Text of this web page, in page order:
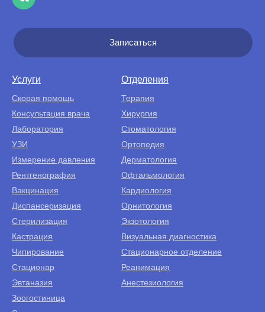
Зоогостиница
Эвтаназия
Стационар
Чипирование
Анестезиология
Реанимация
Стационарное отделение
Визуальная диагностика
Экзотология
Орнитология
Кардиология
Офтальмология
Отделения
Терапия
Хирургия
Стоматология
Ортопедия
Дерматология
Скорая помощь
Консультация врача
Лаборатория
УЗИ
Измерение давления
Рентгенография
Вакцинация
Диспансеризация
Стерилизация
Кастрация
Услуги
Записаться